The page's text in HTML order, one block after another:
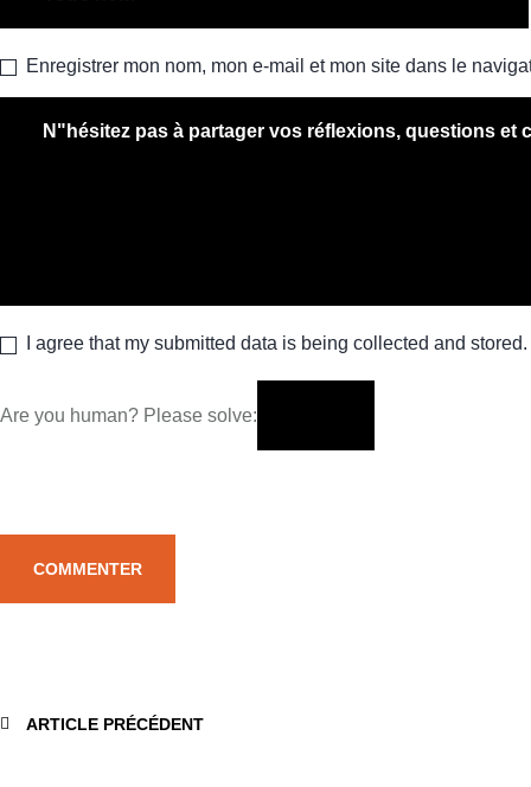
Enregistrer mon nom, mon e-mail et mon site dans le
I agree that my submitted data is being collected and
Are you human? Please solve:
ARTICLE PRÉCÉDENT